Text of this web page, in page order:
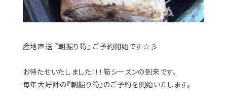
産地直送 『朝掘り筍』 ご予約開始です☆彡
お待たせいたしました！！！ 筍シーズンの到来です。
毎年大好評の『朝掘り筍』のご予約を開始いたします。